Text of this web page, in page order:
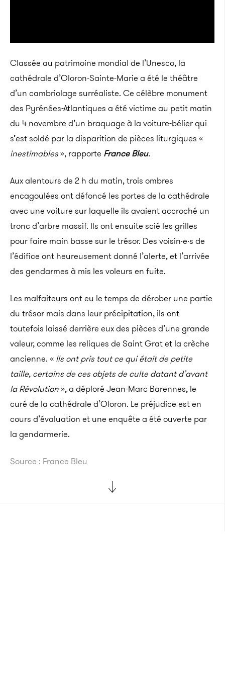
Classée au patrimoine mondial de l’Unesco, la
cathédrale d’Oloron-Sainte-Marie a été le théâtre
d’un cambriolage surréaliste. Ce célèbre monument
des Pyrénées-Atlantiques a été victime au petit matin
du 4 novembre d’un braquage à la voiture-bélier qui
s’est soldé par la disparition de pièces liturgiques «
inestimables», rapporte France Bleu.
Aux alentours de 2 h du matin, trois ombres
encagoulées ont défoncé les portes de la cathédrale
avec une voiture sur laquelle ils avaient accroché un
tronc d’arbre massif. Ils ont ensuite scié les grilles
pour faire main basse sur le trésor. Des voisin·e·s de
l’édifice ont heureusement donné l’alerte, et l’arrivée
des gendarmes à mis les voleurs en fuite.
Les malfaiteurs ont eu le temps de dérober une partie
du trésor mais dans leur précipitation, ils ont
toutefois laissé derrière eux des pièces d’une grande
valeur, comme les reliques de Saint Grat et la crèche
ancienne. « Ils ont pris tout ce qui était de petite
taille, certains de ces objets de culte datant d’avant
la Révolution», a déploré Jean-Marc Barennes, le
curé de la cathédrale d’Oloron. Le préjudice est en
cours d’évaluation et une enquête a été ouverte par
la gendarmerie.
Source : France Bleu